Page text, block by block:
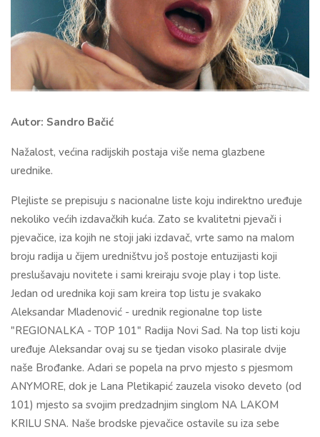
Autor: Sandro Bačić
Nažalost, većina radijskih postaja više nema glazbene
urednike.
Plejliste se prepisuju s nacionalne liste koju indirektno uređuje
nekoliko većih izdavačkih kuća. Zato se kvalitetni pjevači i
pjevačice, iza kojih ne stoji jaki izdavač, vrte samo na malom
broju radija u čijem uredništvu još postoje entuzijasti koji
preslušavaju novitete i sami kreiraju svoje play i top liste.
Jedan od urednika koji sam kreira top listu je svakako
Aleksandar Mladenović - urednik regionalne top liste
"REGIONALKA - TOP 101" Radija Novi Sad. Na top listi koju
uređuje Aleksandar ovaj su se tjedan visoko plasirale dvije
naše Brođanke. Adari se popela na prvo mjesto s pjesmom
ANYMORE, dok je Lana Pletikapić zauzela visoko deveto (od
101) mjesto sa svojim predzadnjim singlom NA LAKOM
KRILU SNA. Naše brodske pjevačice ostavile su iza sebe